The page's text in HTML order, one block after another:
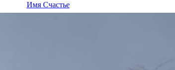
Имя Счастье